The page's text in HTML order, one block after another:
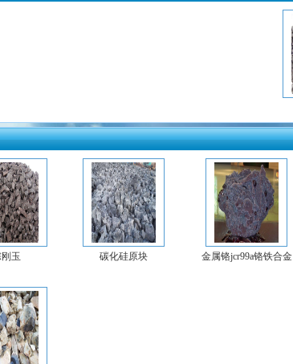
玉 碳化硅原块 金属铬jcr99a铬铁合金